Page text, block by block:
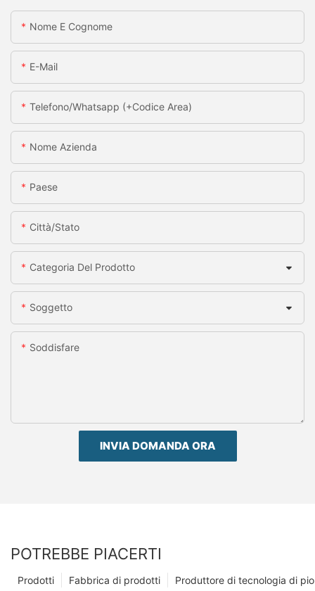
Nome E Cognome
E-Mail
Telefono/whatsapp (+codice Area)
Nome Azienda
Paese
Città/stato
Categoria Del Prodotto
Soggetto
Soddisfare
INVIA DOMANDA ORA
POTREBBE PIACERTI
Produttore di tecnologia di
Fabbrica di prodotti
Prodotti